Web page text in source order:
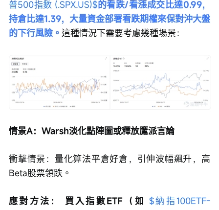
普500指數 (.SPX.US)$的看跌/看漲成交比達0.99，
持倉比達1.39，大量資金部署看跌期權來保對沖大盤
的下行風險。 這種情況下需要考慮幾種場景：
情景A：Warsh淡化點陣圖或釋放鷹派言論
衝擊情景：量化算法平倉好倉，引伸波幅飆升，高
Beta股票領跌。
應對方法： 買入指數ETF（如 $納指100ETF-